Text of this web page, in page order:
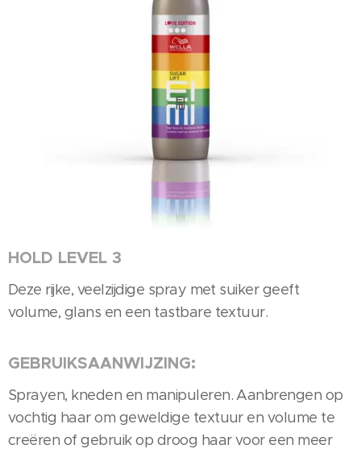
HOLD LEVEL 3
Deze rijke, veelzijdige spray met suiker geeft
volume, glans en een tastbare textuur.
GEBRUIKSAANWIJZING:
Sprayen, kneden en manipuleren. Aanbrengen op
vochtig haar om geweldige textuur en volume te
creëren of gebruik op droog haar voor een meer